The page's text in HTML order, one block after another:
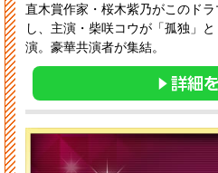
直木賞作家・桜木紫乃がこのド
し、主演・柴咲コウが「孤独」
演。豪華共演者が集結。